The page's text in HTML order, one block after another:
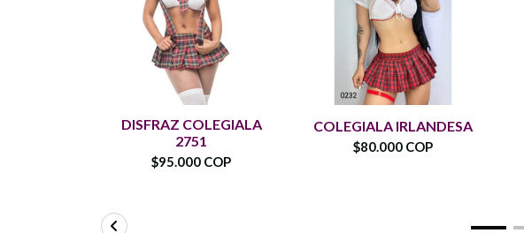
DISFRAZ COLEGIALA
2751
$95.000 COP
COLEGIALA IRLANDESA
$80.000 COP